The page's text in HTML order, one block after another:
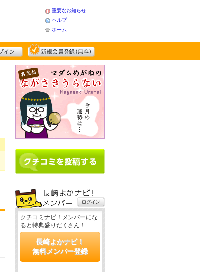
重要なお知らせ
ヘルプ
ホーム
クチコミナビ！メンバーにな
ると特典盛りだくさん！
長崎よかナビ！
無料メンバー登録